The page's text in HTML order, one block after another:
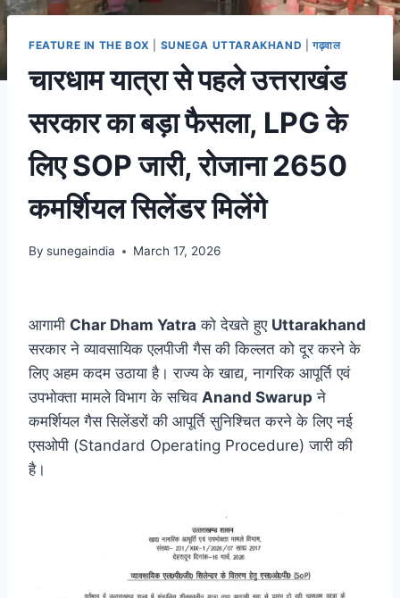
FEATURE IN THE BOX SUNEGA UTTARAKHAND |गढ़वाल
चारधाम यात्रा से पहले उत्तराखंड
सरकार का बड़ा फैसला, LPG के
लिए SOP जारी, रोजाना 2650
कमर्शियल सिलेंडर मिलेंगे
By sunegaindia March 17, 2026
आगामी Char Dham Yatra को देखते हुए Uttarakhand
सरकार ने व्यावसायिक एलपीजी गैस की किल्लत को दूर करने के
लिए अहम कदम उठाया है। राज्य के खाद्य, नागरिक आपूर्ति एवं
उपभोक्ता मामले विभाग के सचिव Anand Swarup ने
कमर्शियल गैस सिलेंडरों की आपूर्ति सुनिश्चित करने के लिए नई
एसओपी (Standard Operating Procedure) जारी की
है।